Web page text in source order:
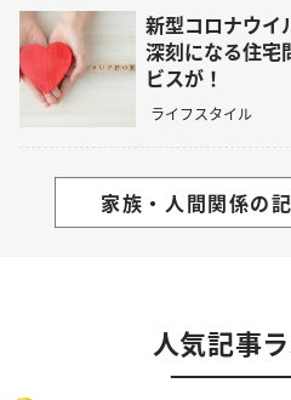
新型コロナウ
深刻になる住宅
ビスが！
ライフスタイル
家族・人間関係の
人気記事